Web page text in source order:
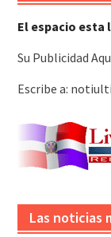
El espacio esta
Su Publicidad
Escribe a:
Las noticias